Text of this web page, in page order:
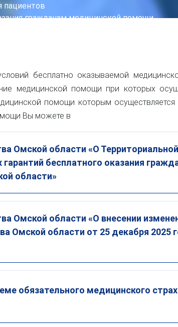
пациентов
гражданам медицинской помощи
бесплатно оказываемой
медицинской помощи при которых
помощи которым осуществляется
Вы можете в
Омской области «О Территориальной
бесплатного оказания
области»
Омской области «О внесении
Омской области от 25 декабря 2025
обязательного медицинского